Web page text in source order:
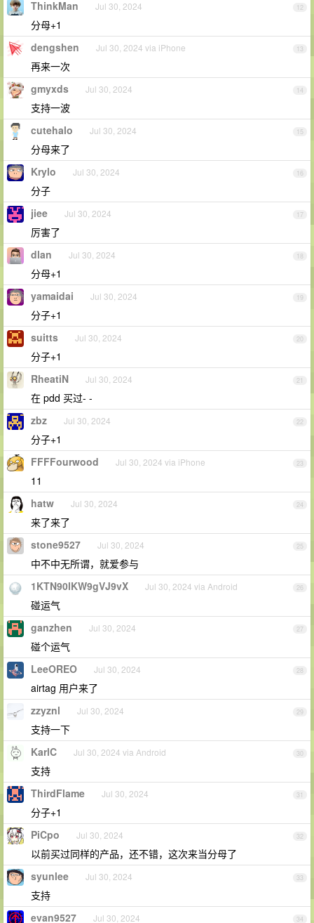
12
ThinkMan Jul 30, 2024
分母+1
13
dengshen Jul 30, 2024 via iPhone
再来一次
14
gmyxds Jul 30, 2024
支持一波
15
cutehalo Jul 30, 2024
分母来了
16
Krylo Jul 30, 2024
分子
17
jiee Jul 30, 2024
厉害了
18
dlan Jul 30, 2024
分母+1
19
yamaidai Jul 30, 2024
分子+1
20
suitts Jul 30, 2024
分子+1
21
RheatiN Jul 30, 2024
在 pdd 买过- -
22
zbz Jul 30, 2024
分子+1
23
FFFFourwood Jul 30, 2024 via iPhone
11
24
hatw Jul 30, 2024
来了来了
25
stone9527 Jul 30, 2024
中不中无所谓，就爱参与
26
1KTN90lKW9gVJ9vX Jul 30, 2024 via Android
碰运气
27
ganzhen Jul 30, 2024
碰个运气
28
LeeOREO Jul 30, 2024
airtag 用户来了
29
zzyznl Jul 30, 2024
支持一下
30
KarlC Jul 30, 2024 via Android
支持
31
ThirdFlame Jul 30, 2024
分子+1
32
PiCpo Jul 30, 2024
以前买过同样的产品，还不错，这次来当分母了
33
syunlee Jul 30, 2024
支持
34
evan9527 Jul 30, 2024